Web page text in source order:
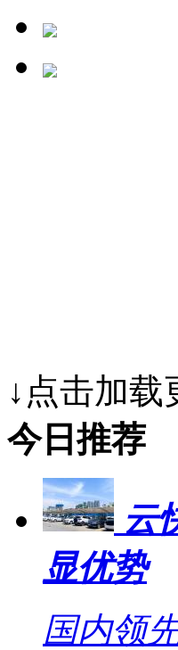
↓点击加载
今日推荐
云
显优势
国内领